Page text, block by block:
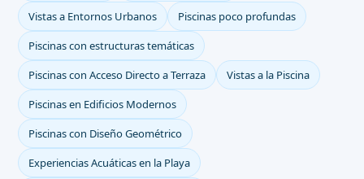
Vistas a Entornos Urbanos
Piscinas poco profundas
Piscinas con estructuras temáticas
Piscinas con Acceso Directo a Terraza
Vistas a la Piscina
Piscinas en Edificios Modernos
Piscinas con Diseño Geométrico
Experiencias Acuáticas en la Playa